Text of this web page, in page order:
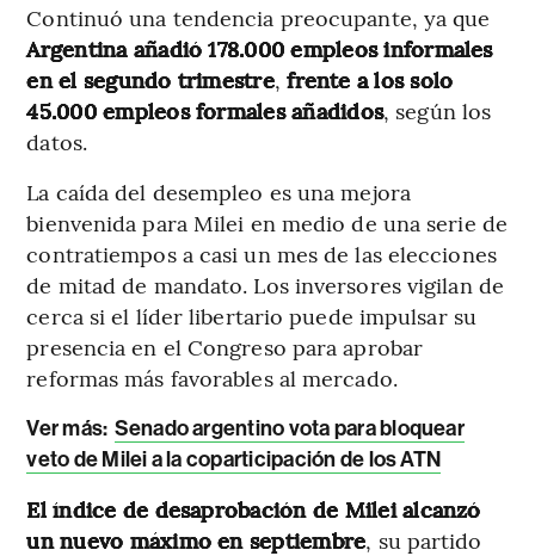
Continuó una tendencia preocupante, ya que
Argentina añadió 178.000 empleos informales
en el segundo trimestre, frente a los solo
45.000 empleos formales añadidos, según los
datos.
La caída del desempleo es una mejora
bienvenida para Milei en medio de una serie de
contratiempos a casi un mes de las elecciones
de mitad de mandato. Los inversores vigilan de
cerca si el líder libertario puede impulsar su
presencia en el Congreso para aprobar
reformas más favorables al mercado.
Ver más: Senado argentino vota para bloquear
veto de Milei a la coparticipación de los ATN
El índice de desaprobación de Milei alcanzó
un nuevo máximo en septiembre, su partido